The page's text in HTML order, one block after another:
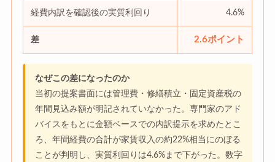
経費内訳を確認後の実質利回り 4.6%
差 2.6ポイント
なぜこの差になったのか
当初の提案書面には管理費・修繕積立・固定資産税の
年間見込み額が明記されていなかった。専門家のアド
バイスをもとに金額ベースでの内訳提示を求めたとこ
ろ、年間経費の合計が家賃収入の約22%相当にのぼる
ことが判明し、実質利回りは4.6%まで下がった。数字